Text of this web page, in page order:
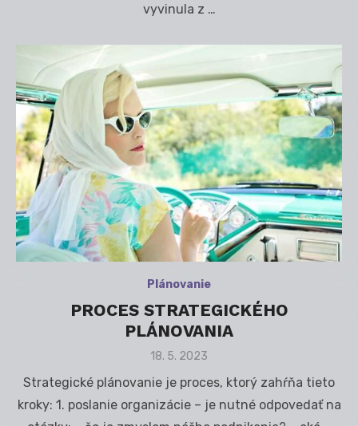
vyvinula z …
Plánovanie
PROCES STRATEGICKÉHO
PLÁNOVANIA
Posted
18. 5. 2023
Strategické plánovanie je proces, ktorý zahŕňa tieto
kroky: 1. poslanie organizácie – je nutné odpovedať na